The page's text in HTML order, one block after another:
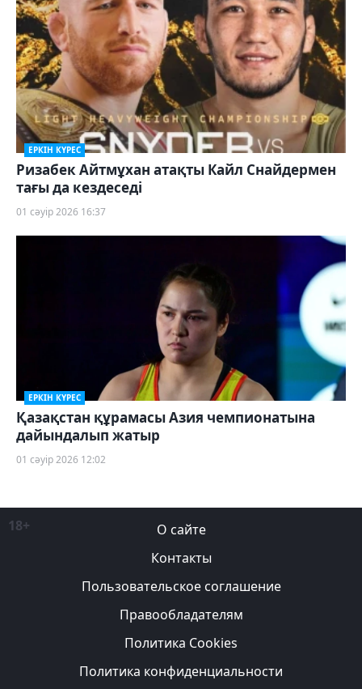
ЕРКІН КҮРЕС
Ризабек Айтмұхан атақты Кайл Снайдермен
тағы да кездеседі
01 сәуір 2026 16:37
ЕРКІН КҮРЕС
Қазақстан құрамасы Азия чемпионатына
дайындалып жатыр
01 сәуір 2026 12:02
18+
О сайте
Контакты
Пользовательское соглашение
Правообладателям
Политика Cookies
Политика конфиденциальности